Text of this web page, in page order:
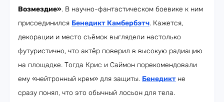
Возмездие». В научно-фантастическом боевике к ним
присоединился Бенедикт Камбербэтч. Кажется,
декорации и место съёмок выглядели настолько
футуристично, что актёр поверил в высокую радиацию
на площадке. Тогда Крис и Саймон порекомендовали
ему «нейтронный крем» для защиты. Бенедикт не
сразу понял, что это обычный лосьон для тела.